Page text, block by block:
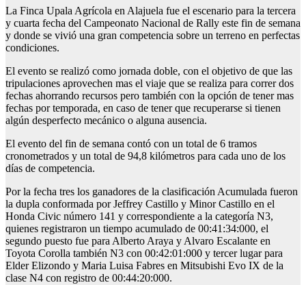
La Finca Upala Agrícola en Alajuela fue el escenario para la tercera
y cuarta fecha del Campeonato Nacional de Rally este fin de semana
y donde se vivió una gran competencia sobre un terreno en perfectas
condiciones.
El evento se realizó como jornada doble, con el objetivo de que las
tripulaciones aprovechen mas el viaje que se realiza para correr dos
fechas ahorrando recursos pero también con la opción de tener mas
fechas por temporada, en caso de tener que recuperarse si tienen
algún desperfecto mecánico o alguna ausencia.
El evento del fin de semana contó con un total de 6 tramos
cronometrados y un total de 94,8 kilómetros para cada uno de los
días de competencia.
Por la fecha tres los ganadores de la clasificación Acumulada fueron
la dupla conformada por Jeffrey Castillo y Minor Castillo en el
Honda Civic número 141 y correspondiente a la categoría N3,
quienes registraron un tiempo acumulado de 00:41:34:000, el
segundo puesto fue para Alberto Araya y Alvaro Escalante en
Toyota Corolla también N3 con 00:42:01:000 y tercer lugar para
Elder Elizondo y Maria Luisa Fabres en Mitsubishi Evo IX de la
clase N4 con registro de 00:44:20:000.